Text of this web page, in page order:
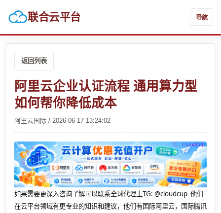
联合云平台 导航
返回列表
阿里云企业认证流程 通用算力型
如何帮你降低成本
阿里云国际 / 2026-06-17 13:24:02
如果需要更深入咨询了解可以联系全球代理上TG: @cloudcup 他们
在云平台领域有更专业的知识和建议，他们有国际阿里云，国际腾讯